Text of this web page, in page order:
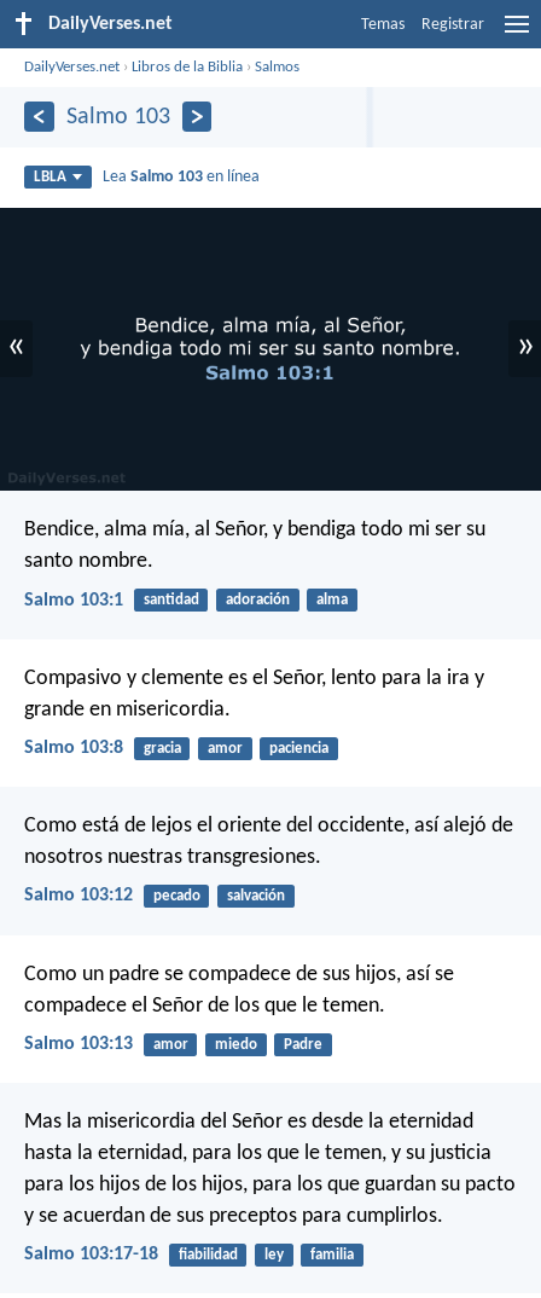
DailyVerses.net Temas Registrar
DailyVerses.net ›Libros de la Biblia ›Salmos
Salmo 103
LBLA LeaSalmo 103 en línea
« »
Bendice, alma mía, al Señor, y bendiga todo mi ser su
santo nombre.
Salmo 103:1 santidad adoración alma
Compasivo y clemente es el Señor, lento para la ira y
grande en misericordia.
Salmo 103:8 gracia amor paciencia
Como está de lejos el oriente del occidente, así alejó de
nosotros nuestras transgresiones.
Salmo 103:12 pecado salvación
Como un padre se compadece de sus hijos, así se
compadece el Señor de los que le temen.
Salmo 103:13 amor miedo Padre
Mas la misericordia del Señor es desde la eternidad
hasta la eternidad, para los que le temen, y su justicia
para los hijos de los hijos, para los que guardan su pacto
y se acuerdan de sus preceptos para cumplirlos.
Salmo 103:17-18 fiabilidad ley familia